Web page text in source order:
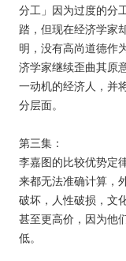
分工」因为过度的分
踏，但现在经济学家
明，没有高尚道德作
济学家继续歪曲其原
一动机的经济人，并
分层面。
第三集：
李嘉图的比较优势定
来都无法准确计算，
破坏，人性破损，文
甚至更高价，因为他
低。